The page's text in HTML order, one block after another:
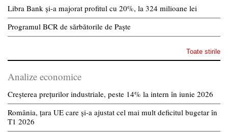
Libra Bank și-a majorat profitul cu 20%, la 324 milioane lei
Programul BCR de sărbătorile de Paște
Toate stirile
Analize economice
Creșterea prețurilor industriale, peste 14% la intern în iunie 2026
România, țara UE care și-a ajustat cel mai mult deficitul bugetar în
T1 2026